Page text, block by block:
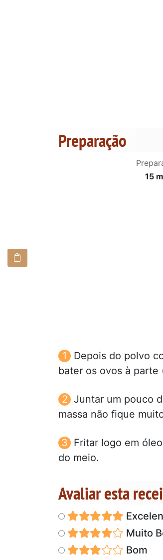
Preparação
15
Depois do polvo
bater os ovos à
Juntar um pouco
massa não fique
Fritar logo em
do meio.
Avaliar esta
Muito
Bom